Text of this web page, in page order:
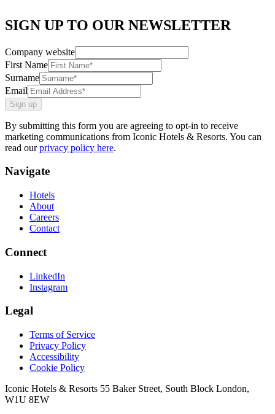
SIGN UP TO OUR NEWSLETTER
Company website
First Name
Surname
Email
Sign up
By submitting this form you are agreeing to opt-in to receive
marketing communications from Iconic Hotels & Resorts. You can
read our privacy policy here.
Navigate
Hotels
About
Careers
Contact
Connect
LinkedIn
Instagram
Legal
Terms of Service
Privacy Policy
Accessibility
Cookie Policy
Iconic Hotels & Resorts 55 Baker Street, South Block London,
W1U 8EW